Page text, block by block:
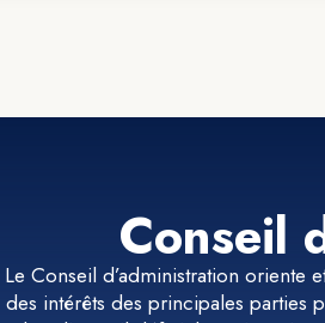
Conseil
Le Conseil d’administration oriente
des intérêts des principales parties